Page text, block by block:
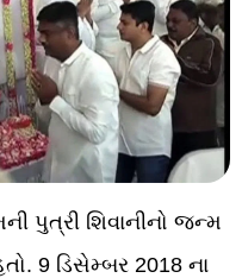
પુત્રી શિવાનીનો જન્મ
9 ડિસેમ્બર 2018 ના